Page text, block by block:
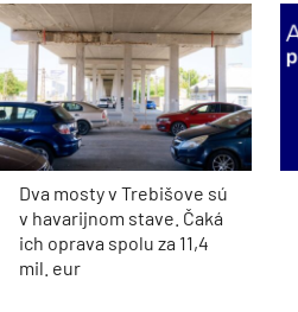
Dva mosty v Trebišove sú
v havarijnom stave. Čaká
ich oprava spolu za 11,4
mil. eur